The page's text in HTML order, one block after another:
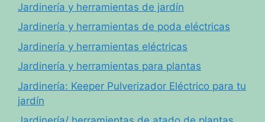
Jardinería y herramientas de jardín
Jardinería y herramientas de poda eléctricas
Jardinería y herramientas eléctricas
Jardinería y herramientas para plantas
Jardinería: Keeper Pulverizador Eléctrico para tu
jardín